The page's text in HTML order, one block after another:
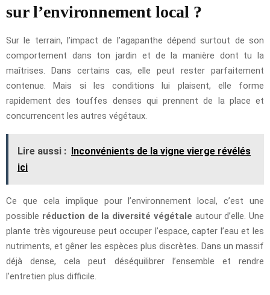
sur l’environnement local ?
Sur le terrain, l’impact de l’agapanthe dépend surtout de son
comportement dans ton jardin et de la manière dont tu la
maîtrises. Dans certains cas, elle peut rester parfaitement
contenue. Mais si les conditions lui plaisent, elle forme
rapidement des touffes denses qui prennent de la place et
concurrencent les autres végétaux.
Lire aussi : Inconvénients de la vigne vierge révélés
ici
Ce que cela implique pour l’environnement local, c’est une
possible réduction de la diversité végétale autour d’elle. Une
plante très vigoureuse peut occuper l’espace, capter l’eau et les
nutriments, et gêner les espèces plus discrètes. Dans un massif
déjà dense, cela peut déséquilibrer l’ensemble et rendre
l’entretien plus difficile.